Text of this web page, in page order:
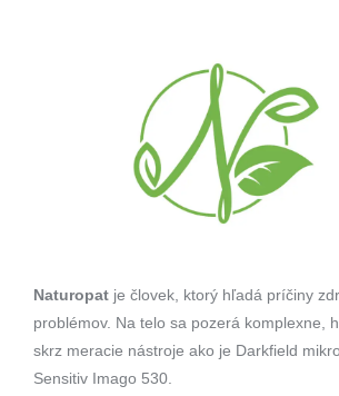
Naturopat je človek, ktorý hľadá príčiny
problémov. Na telo sa pozerá komplexne,
skrz meracie nástroje ako je Darkfield
Sensitiv Imago 530.